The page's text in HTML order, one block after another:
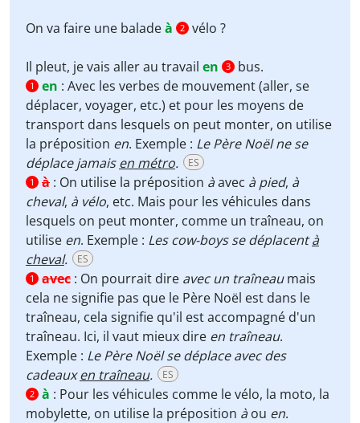
On va faire une baladeà 2 vélo ?
Il pleut, je vais aller au travail en 3 bus.
1 en : Avec les verbes de mouvement (aller, se
déplacer, voyager, etc.) et pour les moyens de
transport dans lesquels on peut monter, on utilise
la préposition en. Exemple : Le Père Noël ne se
déplace jamaisen métro. ES
1 à : On utilise la préposition àavec à pied, à
cheval, à vélo, etc. Mais pour les véhicules dans
lesquels on peut monter, comme un traîneau, on
utilise en. Exemple : Les cow-boys se déplacentà
cheval. ES
1 avec : On pourrait dire avec un traîneaumais
cela ne signifie pas que le Père Noël est dans le
traîneau, cela signifie qu'il est accompagné d'un
traîneau. Ici, il vaut mieux dire en traîneau.
Exemple : Le Père Noël se déplace avec des
cadeauxen traîneau. ES
2 à : Pour les véhicules comme le vélo, la moto, la
mobylette, on utilise la préposition àou en.